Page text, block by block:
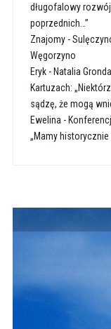
długofalowy
poprzednich…”
Znajomy-
Węgorzyno
Eryk- Natalia
Kartuzach:
sądzę, że mogą
Ewelina -
„Mamy historycznie